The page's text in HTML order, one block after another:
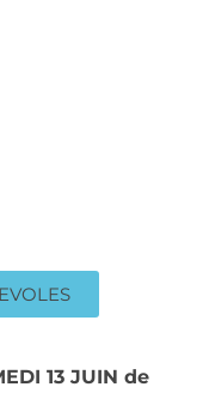
13 JUIN de